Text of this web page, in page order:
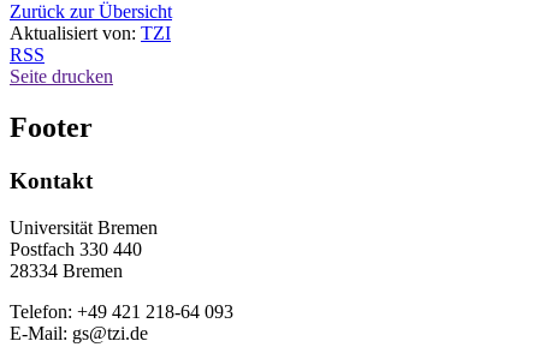
Zurück zur Übersicht
Aktualisiert von: TZI
RSS
Seite drucken
Footer
Kontakt
Universität Bremen
Postfach 330 440
28334 Bremen
Telefon: +49 421 218-64 093
E-Mail: gs@tzi.de